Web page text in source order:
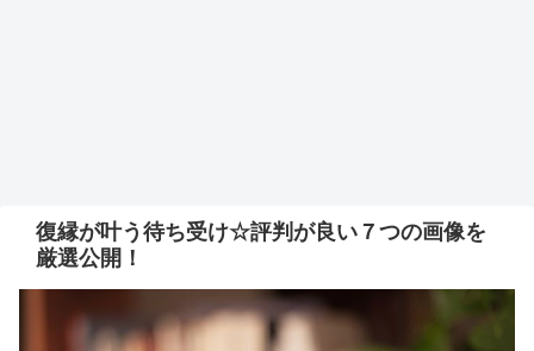
復縁が叶う待ち受け☆評判が良い７つの画像を
厳選公開！